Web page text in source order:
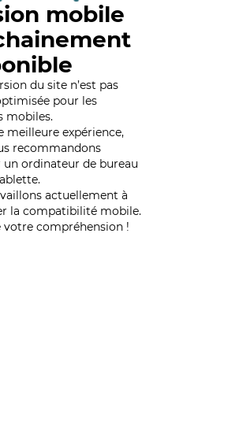
mobile
du site n’est pas
pour les
mobiles.
meilleure expérience,
recommandons
ordinateur de bureau
actuellement à
la compatibilité mobile.
votre compréhension !